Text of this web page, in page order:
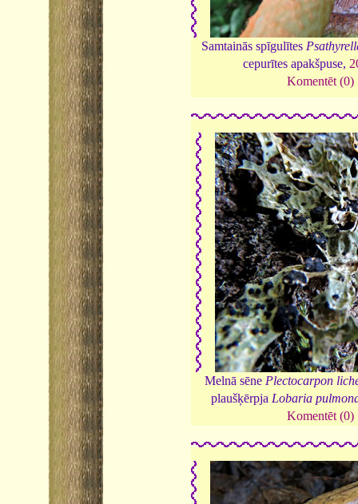
Samtainās spīgulītes
cepurītes apakšpuse,
Komentēt (0)
Melnā sēne Plectocarpon
plaušķērpja Lobaria
Komentēt (0)